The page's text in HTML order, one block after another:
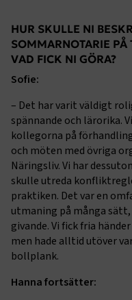
HUR SKULLE NI
SOMMARNOTARIE PÅ
VAD FICK NI GÖRA?
Sofie:
– Det har varit väldigt
spännande och lärorika.
kollegorna på
och möten med övriga
Näringsliv. Vi har
skulle utreda
praktiken. Det var en
utmaning på många
givande. Vi fick fria
men hade alltid utöver
bollplank.
Hanna fortsätter: